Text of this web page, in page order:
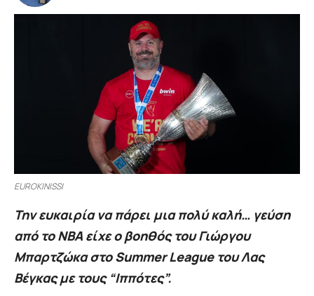
EUROKINISSI
Την ευκαιρία να πάρει μια πολύ καλή… γεύση
από το ΝΒΑ είχε ο βοηθός του Γιώργου
Μπαρτζώκα στο Summer League του Λας
Βέγκας με τους “Ιππότες”.